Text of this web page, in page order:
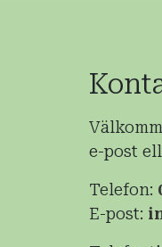
e-post
Telefon:
E-post: